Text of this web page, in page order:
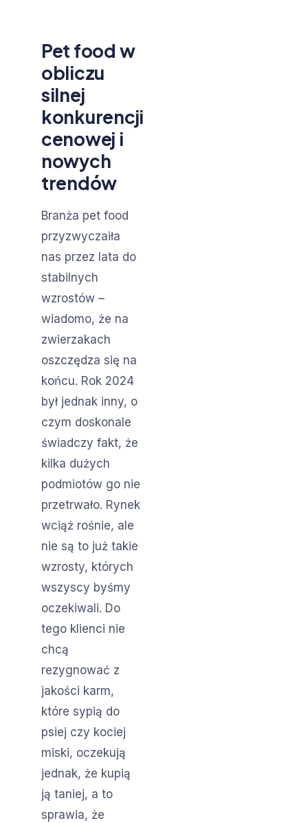
Pet food w
obliczu
silnej
konkurencji
cenowej i
nowych
trendów
Branża pet food
przyzwyczaiła
nas przez lata do
stabilnych
wzrostów –
wiadomo, że na
zwierzakach
oszczędza się na
końcu. Rok 2024
był jednak inny, o
czym doskonale
świadczy fakt, że
kilka dużych
podmiotów go nie
przetrwało. Rynek
wciąż rośnie, ale
nie są to już takie
wzrosty, których
wszyscy byśmy
oczekiwali. Do
tego klienci nie
chcą
rezygnować z
jakości karm,
które sypią do
psiej czy kociej
miski, oczekują
jednak, że kupią
ją taniej, a to
sprawia, że